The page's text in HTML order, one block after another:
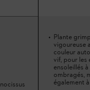
Plante
vigoureuse
couleur
vif, pour les
ensoleillés
ombragés,
également à